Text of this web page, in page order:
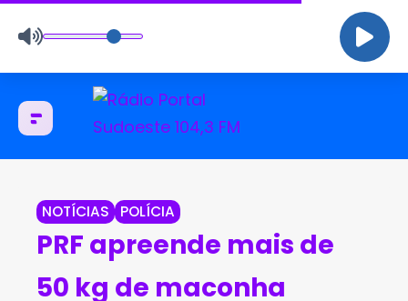
NOTÍCIAS POLÍCIA
PRF apreende mais de
50 kg de maconha